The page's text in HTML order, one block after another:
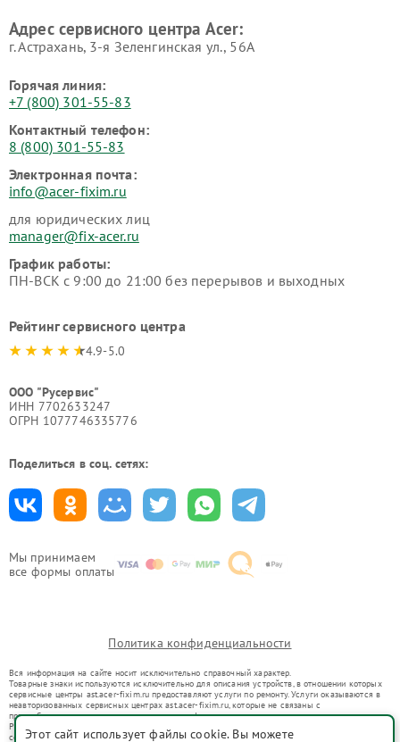
Мы принимаем
все формы оплаты
Адрес сервисного центра Acer:
г. Астрахань, 3-я Зеленгинская ул., 56А
Горячая линия:
+7 (800) 301-55-83
Контактный телефон:
8 (800) 301-55-83
Электронная почта:
info@acer-fixim.ru
для юридических лиц
manager@fix-acer.ru
График работы:
ПН-ВСК с 9:00 до 21:00 без перерывов и выходных
Рейтинг сервисного центра
4.9-5.0
ООО "Русервис"
ИНН 7702633247
ОГРН 1077746335776
Поделиться в соц. сетях:
Политика конфиденциальности
Вся информация на сайте носит исключительно справочный характер.
Товарные знаки используются исключительно для описания устройств, в отношении которых
сервисные центры ast.acer-fixim.ru предоставляют услуги по ремонту. Услуги оказываются в
неавторизованных сервисных центрах ast.acer-fixim.ru, которые не связаны с
правообладателями товарных знаков или их официальными представителями.
Ремонт осуществляется для устройств, уже введенных в гражданский оборот в соответствии
со статьей 1487 ГК РФ.
Этот сайт использует файлы cookie. Вы можете